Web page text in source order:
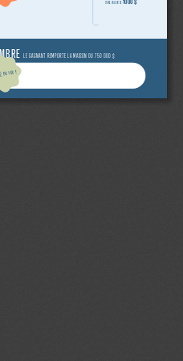
LE GAGNANT REMPORTE LA MAISON OU 750 000 $
D’UNE VALEUR DE